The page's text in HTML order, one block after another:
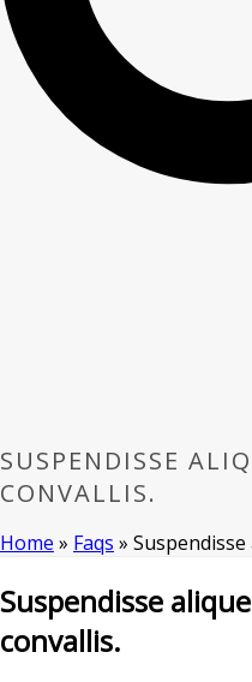
SUSPENDISSE
CONVALLIS.
Home » Faqs »
Suspendisse
convallis.